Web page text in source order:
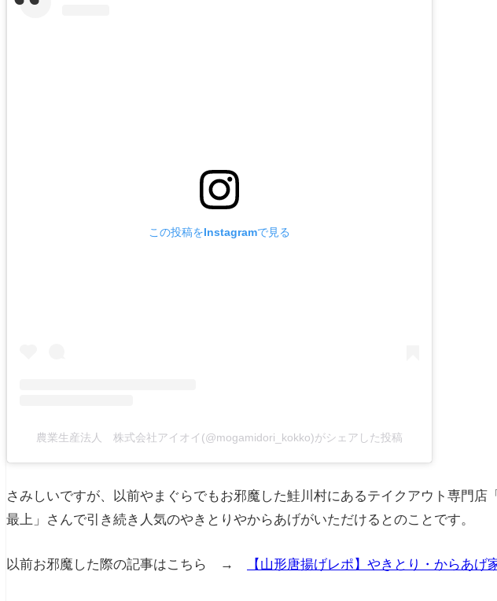
この投稿をInstagramで見る
農業生産法人 株式会社アイオイ(@mogamidori_kokko)がシェアした投稿
さみしいですが、以前やまぐらでもお邪魔した鮭川村にあるテイクアウト専門店
最上」さんで引き続き人気のやきとりやからあげがいただけるとのことです。
以前お邪魔した際の記事はこちら → 【山形唐揚げレポ】やきとり・からあげ